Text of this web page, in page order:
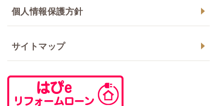
個人情報保護方針
サイトマップ